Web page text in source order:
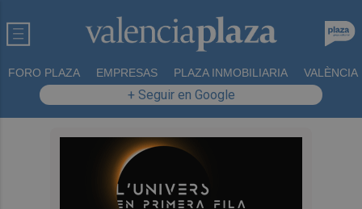
FORO PLAZA EMPRESAS PLAZA INMOBILIARIA VALÈNCIA
+ Seguir en Google